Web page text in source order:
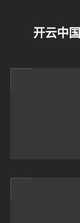
开云中